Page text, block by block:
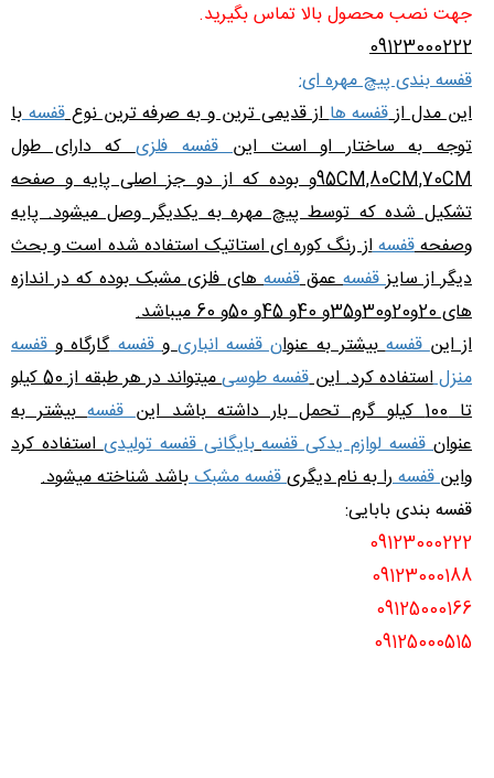
جهت نصب محصول بالا تماس بگیرید.
09123000222
قفسه بندی پیچ مهره ای:
این مدل ازقفسه هااز قدیمی ترین و به صرفه ترین نوعقفسهبا
توجه به ساختار او است اینقفسه فلزیکه دارای طول
95CM,80CM,70CMو بوده که از دو جز اصلی پایه و صفحه
تشکیل شده که توسط پیچ مهره به یکدیگر وصل میشود. پایه
وصفحهقفسهاز رنگ کوره ای استاتیک استفاده شده است و بحث
دیگر از سایزقفسهعمققفسههای فلزی مشبک بوده که در اندازه
های 20و20و30و35و 40و 45و 50و 60 میباشد.
از اینقفسهبیشتر به عنوان قفسه انباریوقفسهگارگاه وقفسه
منزلاستفاده کرد. اینقفسه طوسی
میتواند در هر طبقه از 50 کیلو
تا 100 کیلو گرم تحمل بار داشته باشد این
قفسهبیشتر به
عنوانقفسه لوازم یدکی قفسه بایگانی قفسه تولیدیاستفاده کرد
واینقفسهرا به نام دیگریقفسه مشبکباشد شناخته میشود.
قفسه بندی بابایی:
09123000222
09123000188
09125000166
09125000515